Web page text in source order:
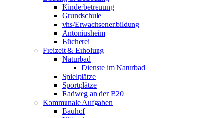
Kinderbetreuung
Grundschule
vhs/Erwachsenenbildung
Antoniusheim
Bücherei
Freizeit & Erholung
Naturbad
Dienste im Naturbad
Spielplätze
Sportplätze
Radweg an der B20
Kommunale Aufgaben
Bauhof